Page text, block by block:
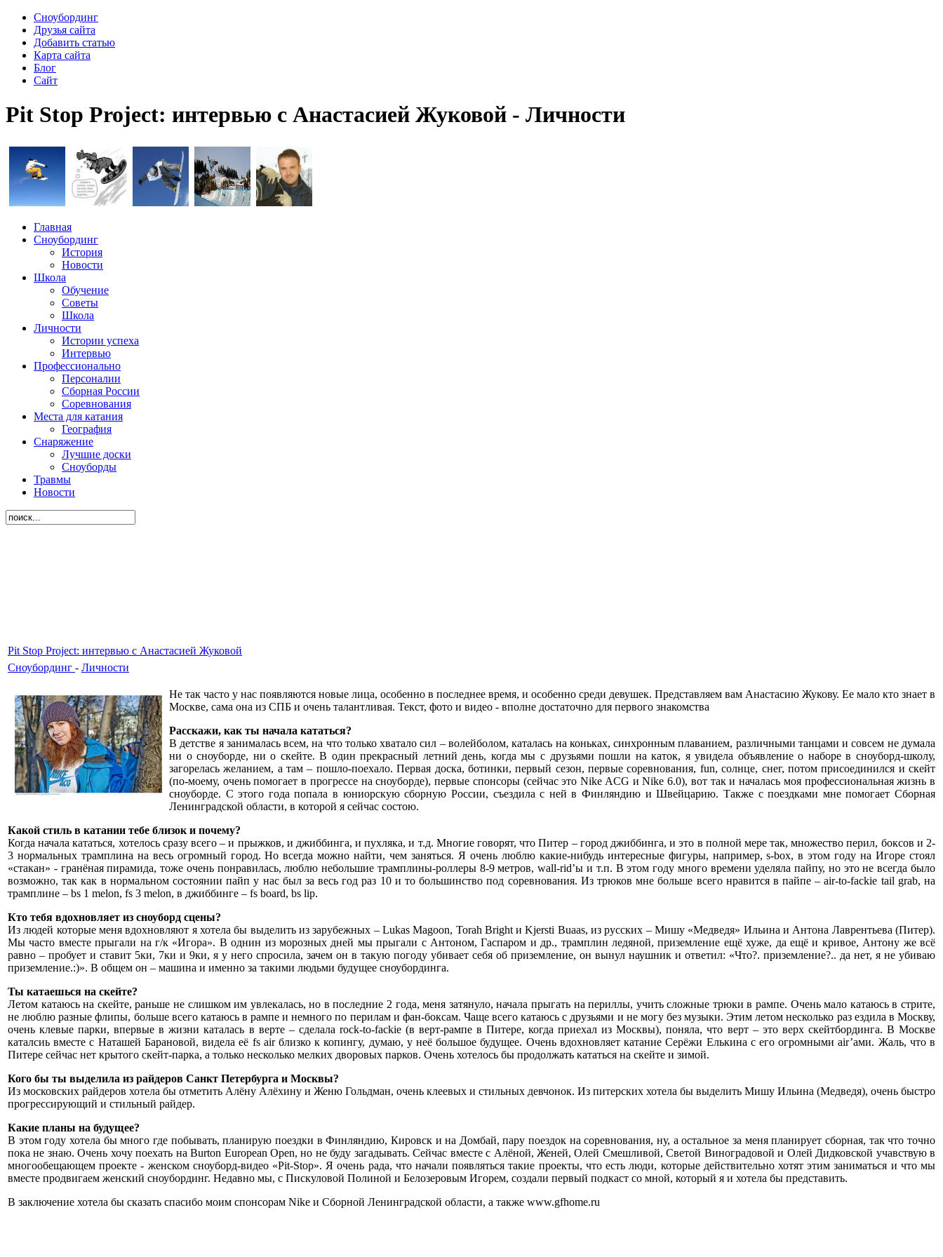
Сноубординг
Друзья сайта
Добавить статью
Карта сайта
Блог
Сайт
Pit Stop Project: интервью с Анастасией Жуковой - Личности
Главная
Сноубординг
История
Новости
Школа
Обучение
Советы
Школа
Личности
Истории успеха
Интервью
Профессионально
Персоналии
Сборная России
Соревнования
Места для катания
География
Снаряжение
Лучшие доски
Сноуборды
Травмы
Новости
Pit Stop Project: интервью с Анастасией Жуковой
Сноубординг - Личности
Не так часто у нас появляются новые лица, особенно в последнее время, и особенно среди девушек. Представляем вам Анастасию Жукову. Ее мало кто знает в
Москве, сама она из СПБ и очень талантливая. Текст, фото и видео - вполне достаточно для первого знакомства
Расскажи, как ты начала кататься?
В детстве я занималась всем, на что только хватало сил – волейболом, каталась на коньках, синхронным плаванием, различными танцами и совсем не думала
ни о сноуборде, ни о скейте. В один прекрасный летний день, когда мы с друзьями пошли на каток, я увидела объявление о наборе в сноуборд-школу,
загорелась желанием, а там – пошло-поехало. Первая доска, ботинки, первый сезон, первые соревнования, fun, солнце, снег, потом присоединился и скейт
(по-моему, очень помогает в прогрессе на сноуборде), первые спонсоры (сейчас это Nike ACG и Nike 6.0), вот так и началась моя профессиональная жизнь в
сноуборде. С этого года попала в юниорскую сборную России, съездила с ней в Финляндию и Швейцарию. Также с поездками мне помогает Сборная
Ленинградской области, в которой я сейчас состою.
Какой стиль в катании тебе близок и почему?
Когда начала кататься, хотелось сразу всего – и прыжков, и джиббинга, и пухляка, и т.д. Многие говорят, что Питер – город джиббинга, и это в полной мере так, множество перил, боксов и 2-
3 нормальных трамплина на весь огромный город. Но всегда можно найти, чем заняться. Я очень люблю какие-нибудь интересные фигуры, например, s-box, в этом году на Игоре стоял
«стакан» - гранёная пирамида, тоже очень понравилась, люблю небольшие трамплины-роллеры 8-9 метров, wall-rid’ы и т.п. В этом году много времени уделяла пайпу, но это не всегда было
возможно, так как в нормальном состоянии пайп у нас был за весь год раз 10 и то большинство под соревнования. Из трюков мне больше всего нравится в пайпе – air-to-fackie tail grab, на
трамплине – bs 1 melon, fs 3 melon, в джиббинге – fs board, bs lip.
Кто тебя вдохновляет из сноуборд сцены?
Из людей которые меня вдохновляют я хотела бы выделить из зарубежных – Lukas Magoon, Torah Bright и Kjersti Buaas, из русских – Мишу «Медведя» Ильина и Антона Лаврентьева (Питер).
Мы часто вместе прыгали на г/к «Игора». В однин из морозных дней мы прыгали с Антоном, Гаспаром и др., трамплин ледяной, приземление ещё хуже, да ещё и кривое, Антону же всё
равно – пробует и ставит 5ки, 7ки и 9ки, я у него спросила, зачем он в такую погоду убивает себя об приземление, он вынул наушник и ответил: «Что?. приземление?.. да нет, я не убиваю
приземление.:)». В общем он – машина и именно за такими людьми будущее сноубординга.
Ты катаешься на скейте?
Летом катаюсь на скейте, раньше не слишком им увлекалась, но в последние 2 года, меня затянуло, начала прыгать на периллы, учить сложные трюки в рампе. Очень мало катаюсь в стрите,
не люблю разные флипы, больше всего катаюсь в рампе и немного по перилам и фан-боксам. Чаще всего катаюсь с друзьями и не могу без музыки. Этим летом несколько раз ездила в Москву,
очень клевые парки, впервые в жизни каталась в верте – cделала rock-to-fackie (в верт-рампе в Питере, когда приехал из Москвы), поняла, что верт – это верх скейтбординга. В Москве
каталсиь вместе с Наташей Барановой, видела её fs air близко к копингу, думаю, у неё большое будущее. Очень вдохновляет катание Серёжи Елькина с его огромными air’ами. Жаль, что в
Питере сейчас нет крытого скейт-парка, а только несколько мелких дворовых парков. Очень хотелось бы продолжать кататься на скейте и зимой.
Кого бы ты выделила из райдеров Санкт Петербурга и Москвы?
Из московских райдеров хотела бы отметить Алёну Алёхину и Женю Гольдман, очень клеевых и стильных девчонок. Из питерских хотела бы выделить Мишу Ильина (Медведя), очень быстро
прогрессирующий и стильный райдер.
Какие планы на будущее?
В этом году хотела бы много где побывать, планирую поездки в Финляндию, Кировск и на Домбай, пару поездок на соревнования, ну, а остальное за меня планирует сборная, так что точно
пока не знаю. Очень хочу поехать на Burton European Open, но не буду загадывать. Сейчас вместе с Алёной, Женей, Олей Смешливой, Светой Виноградовой и Олей Дидковской учавствую в
многообещающем проекте - женском сноуборд-видео «Pit-Stop». Я очень рада, что начали появляться такие проекты, что есть люди, которые действительно хотят этим заниматься и что мы
вместе продвигаем женский сноубординг. Недавно мы, с Пискуловой Полиной и Белозеровым Игорем, создали первый подкаст со мной, который я и хотела бы представить.
В заключение хотела бы сказать спасибо моим спонсорам Nike и Сборной Ленинградской области, а также www.gfhome.ru